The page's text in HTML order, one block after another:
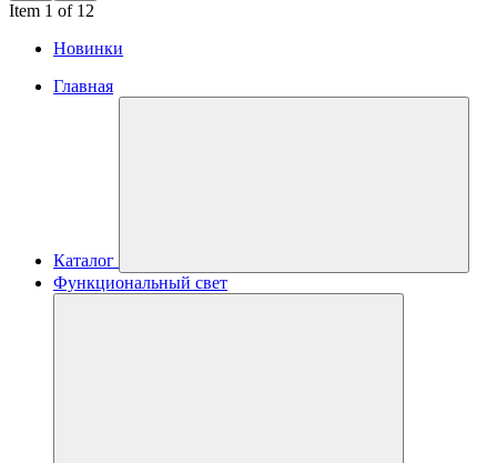
Item 1 of 12
Новинки
Главная
Каталог
Функциональный свет